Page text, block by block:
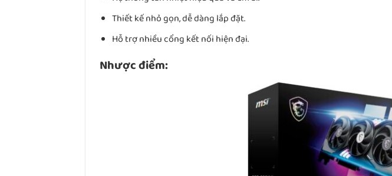
Thiết kế nhỏ gọn, dễ dàng lắp đặt.
Hỗ trợ nhiều cổng kết nối hiện đại.
Nhược điểm: